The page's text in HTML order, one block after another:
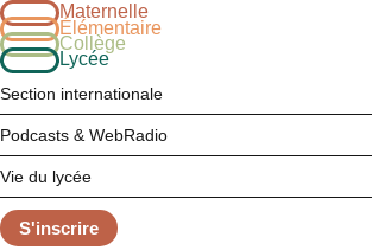
Maternelle
Élémentaire
Collège
Lycée
Section internationale
Podcasts & WebRadio
Vie du lycée
S'inscrire